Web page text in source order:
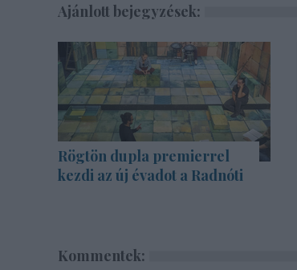
Ajánlott bejegyzések:
Rögtön dupla premierrel
kezdi az új évadot a Radnóti
Kommentek: